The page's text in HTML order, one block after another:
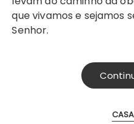
que vivamos e sejamos
Senhor.